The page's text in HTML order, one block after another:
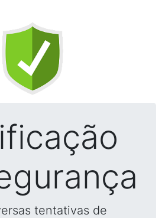
tentativas de